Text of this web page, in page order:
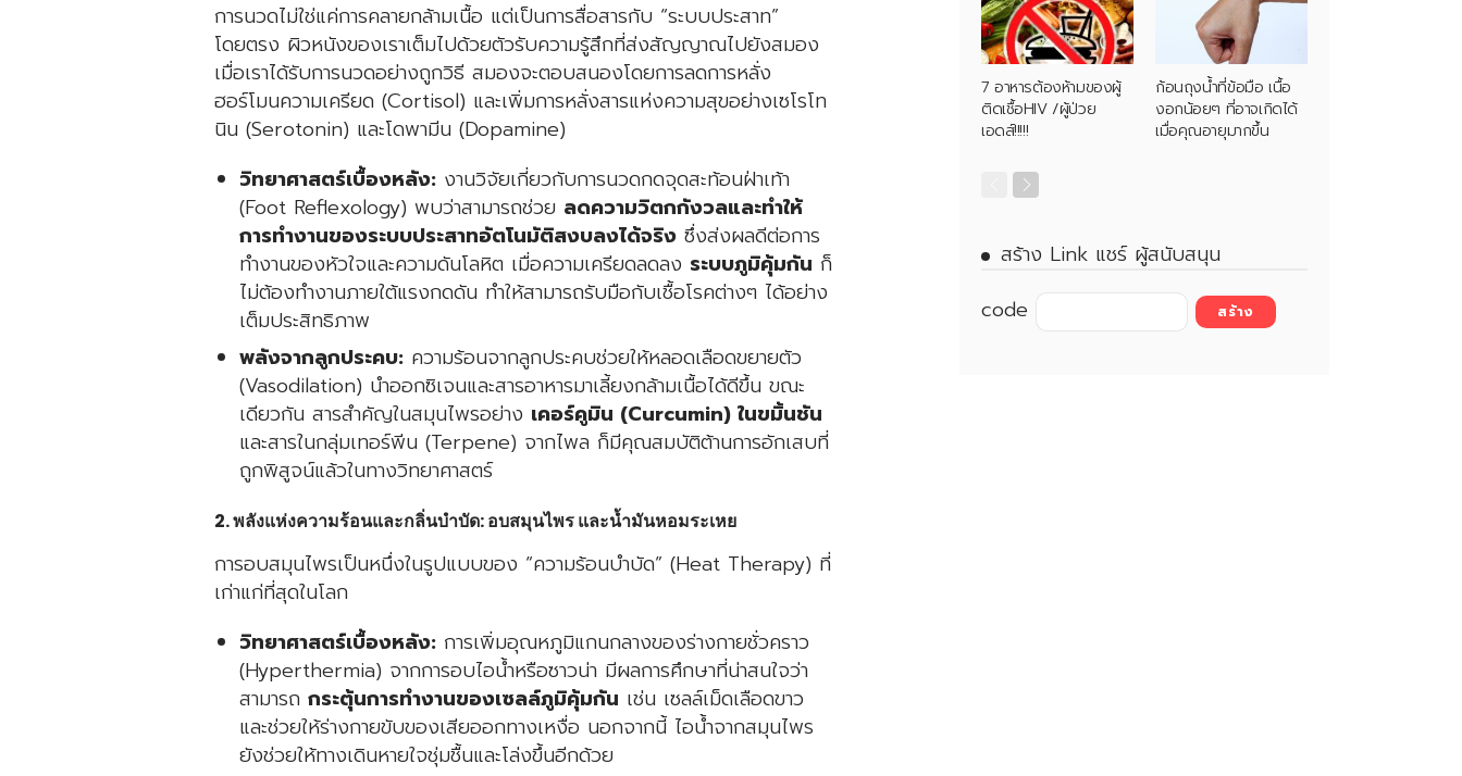
การนวดไม่ใช่แค่การคลายกล้ามเนื้อ แต่เป็นการสื่อสารกับ “ระบบประสาท”
โดยตรง ผิวหนังของเราเต็มไปด้วยตัวรับความรู้สึกที่ส่งสัญญาณไปยังสมอง
เมื่อเราได้รับการนวดอย่างถูกวิธี สมองจะตอบสนองโดยการลดการหลั่ง
ฮอร์โมนความเครียด (Cortisol) และเพิ่มการหลั่งสารแห่งความสุขอย่างเซโรโท
นิน (Serotonin) และโดพามีน (Dopamine)
วิทยาศาสตร์เบื้องหลัง:งานวิจัยเกี่ยวกับการนวดกดจุดสะท้อนฝ่าเท้า
(Foot Reflexology) พบว่าสามารถช่วย ลดความวิตกกังวลและทำให้
การทำงานของระบบประสาทอัตโนมัติสงบลงได้จริงซึ่งส่งผลดีต่อการ
ทำงานของหัวใจและความดันโลหิต เมื่อความเครียดลดลง ระบบภูมิคุ้มกัน ก็
ไม่ต้องทำงานภายใต้แรงกดดัน ทำให้สามารถรับมือกับเชื้อโรคต่างๆ ได้อย่าง
เต็มประสิทธิภาพ
พลังจากลูกประคบ:ความร้อนจากลูกประคบช่วยให้หลอดเลือดขยายตัว
(Vasodilation) นำออกซิเจนและสารอาหารมาเลี้ยงกล้ามเนื้อได้ดีขึ้น ขณะ
เดียวกัน สารสำคัญในสมุนไพรอย่าง เคอร์คูมิน (Curcumin) ในขมิ้นชัน
และสารในกลุ่มเทอร์พีน (Terpene) จากไพล ก็มีคุณสมบัติต้านการอักเสบที่
ถูกพิสูจน์แล้วในทางวิทยาศาสตร์
2. พลังแห่งความร้อนและกลิ่นบำบัด: อบสมุนไพร และน้ำมันหอมระเหย
การอบสมุนไพรเป็นหนึ่งในรูปแบบของ “ความร้อนบำบัด” (Heat Therapy) ที่
เก่าแก่ที่สุดในโลก
วิทยาศาสตร์เบื้องหลัง:การเพิ่มอุณหภูมิแกนกลางของร่างกายชั่วคราว
(Hyperthermia) จากการอบไอน้ำหรือซาวน่า มีผลการศึกษาที่น่าสนใจว่า
สามารถ กระตุ้นการทำงานของเซลล์ภูมิคุ้มกัน เช่น เซลล์เม็ดเลือดขาว
และช่วยให้ร่างกายขับของเสียออกทางเหงื่อ นอกจากนี้ ไอน้ำจากสมุนไพร
ยังช่วยให้ทางเดินหายใจชุ่มชื้นและโล่งขึ้นอีกด้วย
7 อาหารต้องห้ามของผู้
ติดเชื้อHIV /ผู้ป่วย
เอดส์!!!!!
ก้อนถุงน้ำที่ข้อมือ เนื้อ
งอกน้อยๆ ที่อาจเกิดได้
เมื่อคุณอายุมากขึ้น
สร้าง Link แชร์ ผู้สนับสนุน
code